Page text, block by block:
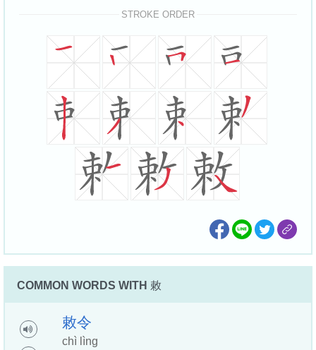
STROKE ORDER
COMMON WORDS WITH 敕
敕令
chì lìng